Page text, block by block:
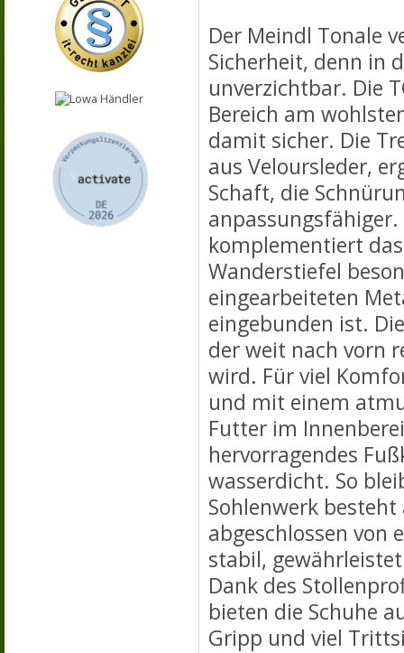
Der Meindl Tonale
Sicherheit, denn in
unverzichtbar. Die
Bereich am
damit sicher. Die
aus Veloursleder,
Schaft, die
komplementiert
Wanderstiefel
eingearbeiteten
eingebunden ist.
der weit nach vorn
wird. Für viel
und mit einem
Futter im
hervorragendes
wasserdicht. So
Sohlenwerk
abgeschlossen von
stabil,
Dank des
bieten die Schuhe
Gripp und viel